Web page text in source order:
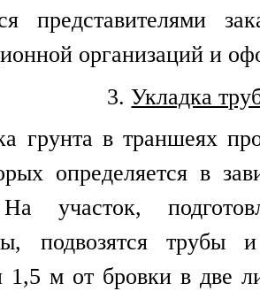
представителями
организаций и
3.Укладка
грунта в траншеях
определяется в
участок,
подвозятся трубы
1,5 м от бровки в две